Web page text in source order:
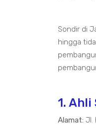
Sondir di
hingga
1.
Alamat: Jl.